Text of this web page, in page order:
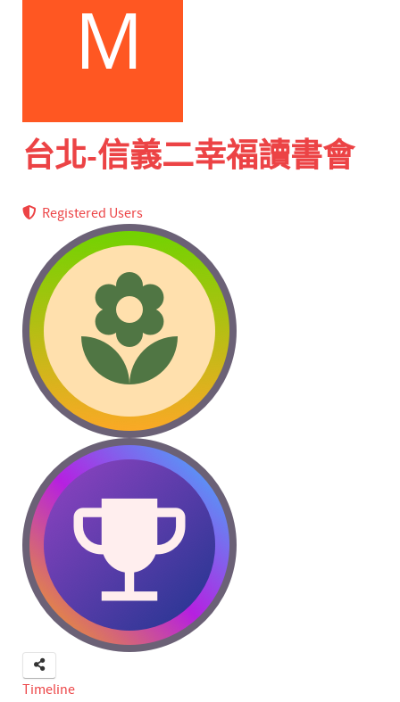
台北-信義二幸福讀書會
Registered Users
Timeline